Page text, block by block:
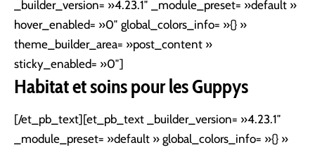
_builder_version= »4.23.1″ _module_preset= »default »
hover_enabled= »0″ global_colors_info= »{} »
theme_builder_area= »post_content »
sticky_enabled= »0″]
Habitat et soins pour les Guppys
[/et_pb_text][et_pb_text _builder_version= »4.23.1″
_module_preset= »default » global_colors_info= »{} »